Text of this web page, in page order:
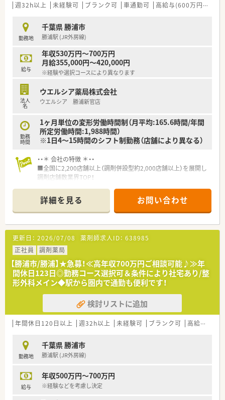
週32h以上 未経験可 ブランク可 車通勤可 高給与(600万円以上)
勤務地
千葉県 勝浦市
勝浦駅 (JR外房線)
給与
年収530万円～700万円
月給355,000円～420,000円
※経験や選択コースにより異なります
法人
名
ウエルシア薬局株式会社
ウエルシア 勝浦新官店
勤務
時間
1ヶ月単位の変形労働時間制（月平均:165.6時間/年間
所定労働時間:1,988時間）
※1日4～15時間のシフト制勤務（店舗により異なる）
・・＊ 会社の特徴 ＊・・
■全国に2,200店舗以上（調剤併設型約2,000店舗以上）を展開し
調剤店舗数業界TOP！
頑張り次第で高給与も可能！
■経験や勤務コースによりますが、経験の少ない方でも500万前
半スタートと業界TOP水準！
■職種や職域に合わせ、豊富な社内研修や外部組織と連携した研
修を用意されています
■薬剤師が中心の会社だからこそ活躍できるキャリアパスが多
種多様に用意されています。
■店舗拡大に伴い、エリアマネジャーや営業部長等のマネジメン
トのポジションも増えます。
■在宅や教育等の専門性を活かせるスペシャリストを目指すこ
とも可能です。
■その他にも、管理部門や商品部門等の本社スタッフなど活動領
域は多種多様です。
■在宅実施店舗は年々増加しており、在宅医療へもしっかりと関
わる事ができます。
時短勤務ができるよう変更予定です。
■年間休日が120日とワークライフバランスが整っています
■日用品から常備薬まで、従業員割引制度など嬉しいメリットも
詳細を見る お問い合わせ
更新日： 2026/07/08 薬剤師求人ID： 638985
正社員
調剤薬局
【勝浦市/勝浦】★急募！≪高年収700万円ご相談可能♪≫年
間休日123日◎勤務コース選択可＆条件により社宅あり/整
形外科メイン◆駅から圏内で通勤も便利です！
検討リストに追加
年間休日120日以上 週32h以上 未経験可 ブランク可 高給与(600万円以上)
勤務地
千葉県 勝浦市
勝浦駅 (JR外房線)
給与
年収500万円～700万円
※経験などを考慮し決定